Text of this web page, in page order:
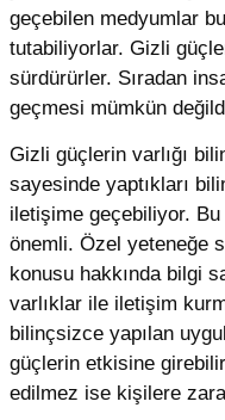
geçebilen medyumlar
tutabiliyorlar. Gizli
sürdürürler. Sıradan
geçmesi mümkün
Gizli güçlerin varlığı
sayesinde yaptıkları
iletişime geçebiliyor.
önemli. Özel yeteneğe
konusu hakkında bilgi
varlıklar ile iletişim
bilinçsizce yapılan
güçlerin etkisine
edilmez ise kişilere